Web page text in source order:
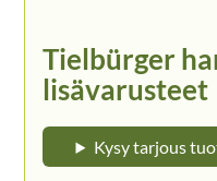
Tielbürger
lisävarusteet
Kysy tarjous